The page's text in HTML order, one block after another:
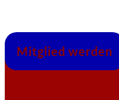
Mitglied werden